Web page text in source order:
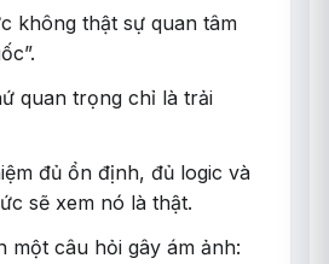
không thật sự quan tâm
quan trọng chỉ là trải
đủ ổn định, đủ logic và
sẽ xem nó là thật.
một câu hỏi gây ám ảnh: